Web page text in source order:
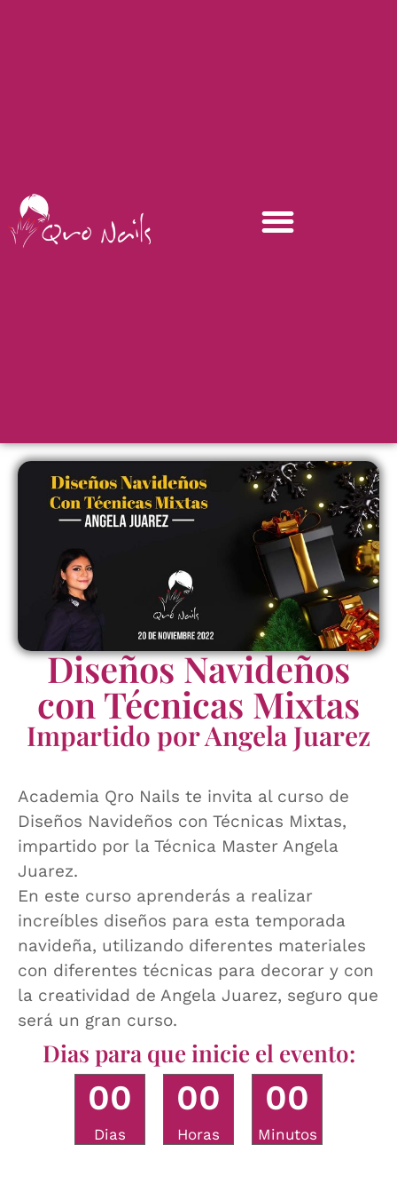
Diseños Navideños
con Técnicas Mixtas
Impartido por Angela Juarez
Academia Qro Nails te invita al curso de
Diseños Navideños con Técnicas Mixtas,
impartido por la Técnica Master Angela
Juarez.
En este curso aprenderás a realizar
increíbles diseños para esta temporada
navideña, utilizando diferentes materiales
con diferentes técnicas para decorar y con
la creatividad de Angela Juarez, seguro que
será un gran curso.
Dias para que inicie el evento:
00
Dias
00
Horas
00
Minutos